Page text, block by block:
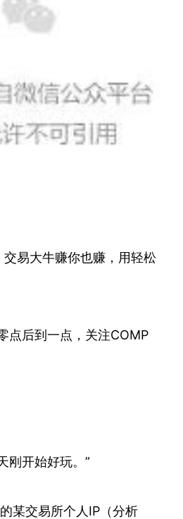
易大牛赚你也赚，用轻松
点后到一点，关注COMP
刚开始好玩。”
某交易所个人IP（分析